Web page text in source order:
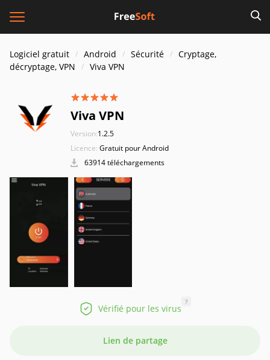
Logiciel gratuit Android Sécurité
Cryptage,
décryptage, VPN
Viva VPN
Viva VPN
Version:1.2.5
Licence: Gratuit pour Android
63914 téléchargements
Vérifié pour les virus
?
Lien de partage